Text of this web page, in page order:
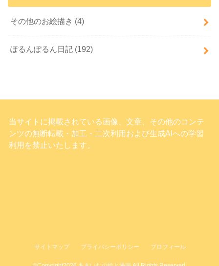
その他のお絵描き (4)
ぽるんぽるん日記 (192)
当サイトに掲載されている画像、文章、その他のコンテ
ンツの無断転載・加工・二次利用および生成AIへの学習
利用を禁止いたします。
サイトマップ プライバシーポリシー プロフィール